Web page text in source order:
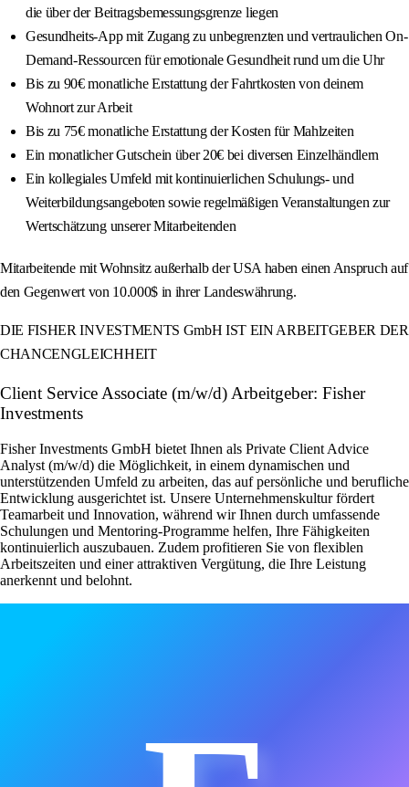
die über der Beitragsbemessungsgrenze liegen
Gesundheits-App mit Zugang zu unbegrenzten und vertraulichen On-
Demand-Ressourcen für emotionale Gesundheit rund um die Uhr
Bis zu 90€ monatliche Erstattung der Fahrtkosten von deinem
Wohnort zur Arbeit
Bis zu 75€ monatliche Erstattung der Kosten für Mahlzeiten
Ein monatlicher Gutschein über 20€ bei diversen Einzelhändlern
Ein kollegiales Umfeld mit kontinuierlichen Schulungs- und
Weiterbildungsangeboten sowie regelmäßigen Veranstaltungen zur
Wertschätzung unserer Mitarbeitenden
Mitarbeitende mit Wohnsitz außerhalb der USA haben einen Anspruch auf
den Gegenwert von 10.000$ in ihrer Landeswährung.
DIE FISHER INVESTMENTS GmbH IST EIN ARBEITGEBER DER
CHANCENGLEICHHEIT
Client Service Associate (m/w/d) Arbeitgeber: Fisher
Investments
Fisher Investments GmbH bietet Ihnen als Private Client Advice
Analyst (m/w/d) die Möglichkeit, in einem dynamischen und
unterstützenden Umfeld zu arbeiten, das auf persönliche und berufliche
Entwicklung ausgerichtet ist. Unsere Unternehmenskultur fördert
Teamarbeit und Innovation, während wir Ihnen durch umfassende
Schulungen und Mentoring-Programme helfen, Ihre Fähigkeiten
kontinuierlich auszubauen. Zudem profitieren Sie von flexiblen
Arbeitszeiten und einer attraktiven Vergütung, die Ihre Leistung
anerkennt und belohnt.